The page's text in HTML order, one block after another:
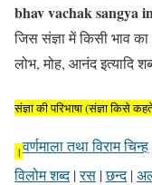
bhav vachak sangya
जिस संज्ञा में किसी भाव
लोभ, मोह, आनंद इत्यादि
संज्ञा की परिभाषा (संज्ञा किसे
।वर्णमाला तथा विराम चिन्ह
विलोम शब्द|रस |छन्द|